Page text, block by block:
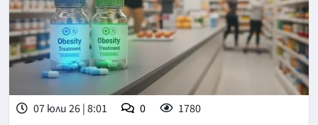
07 юли 26 | 8:01 0 1780